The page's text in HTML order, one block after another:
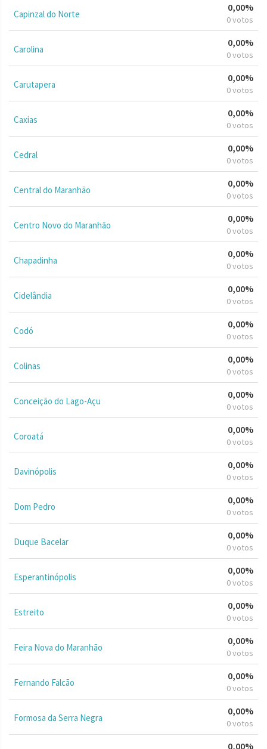
Capinzal do Norte
0,00%
0 votos
Carolina
0,00%
0 votos
Carutapera
0,00%
0 votos
Caxias
0,00%
0 votos
Cedral
0,00%
0 votos
Central do Maranhão
0,00%
0 votos
Centro Novo do Maranhão
0,00%
0 votos
Chapadinha
0,00%
0 votos
Cidelândia
0,00%
0 votos
Codó
0,00%
0 votos
Colinas
0,00%
0 votos
Conceição do Lago-Açu
0,00%
0 votos
Coroatá
0,00%
0 votos
Davinópolis
0,00%
0 votos
Dom Pedro
0,00%
0 votos
Duque Bacelar
0,00%
0 votos
Esperantinópolis
0,00%
0 votos
Estreito
0,00%
0 votos
Feira Nova do Maranhão
0,00%
0 votos
Fernando Falcão
0,00%
0 votos
Formosa da Serra Negra
0,00%
0 votos
0,00%